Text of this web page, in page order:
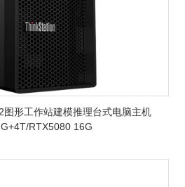
形工作站建模推理台式电脑主机
RTX5080 16G